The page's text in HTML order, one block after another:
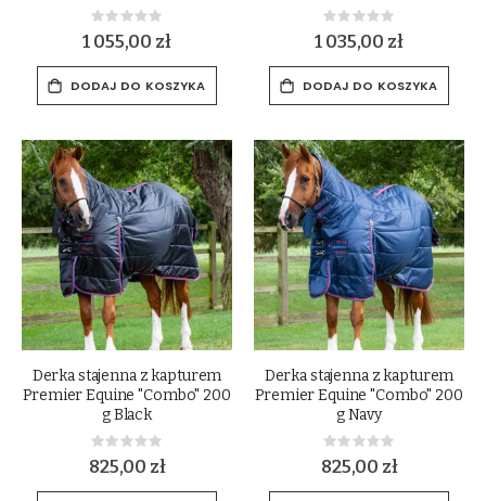
Rating:
0%
1 055,00 zł
DODAJ DO KOSZYKA
Rating:
0%
1 035,00 zł
DODAJ DO KOSZYKA
Derka stajenna z kapturem
Premier Equine "Combo" 200
g Black
Rating:
0%
825,00 zł
Derka stajenna z kapturem
Premier Equine "Combo" 200
g Navy
Rating:
0%
825,00 zł